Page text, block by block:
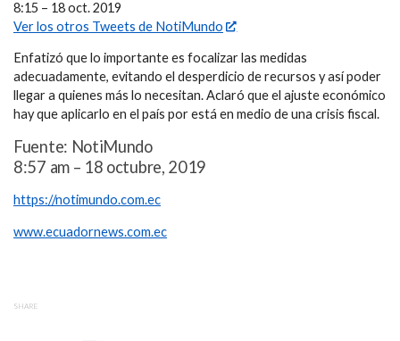
8:15 – 18 oct. 2019
Ver los otros Tweets de NotiMundo
Enfatizó que lo importante es focalizar las medidas
adecuadamente, evitando el desperdicio de recursos y así poder
llegar a quienes más lo necesitan. Aclaró que el ajuste económico
hay que aplicarlo en el país por está en medio de una crisis fiscal.
Fuente: NotiMundo
8:57 am – 18 octubre, 2019
https://notimundo.com.ec
www.ecuadornews.com.ec
SHARE